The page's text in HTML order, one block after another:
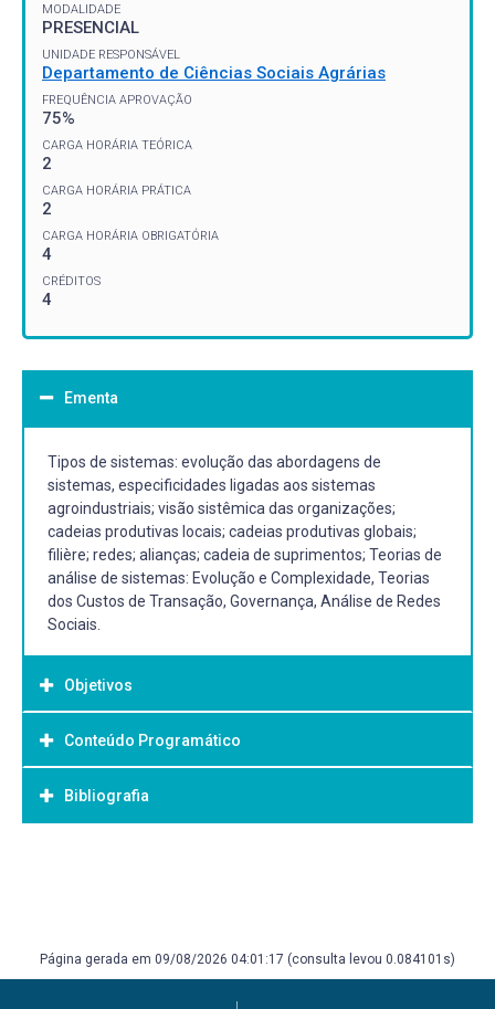
MODALIDADE
PRESENCIAL
UNIDADE RESPONSÁVEL
Departamento de Ciências Sociais Agrárias
FREQUÊNCIA APROVAÇÃO
75%
CARGA HORÁRIA TEÓRICA
2
CARGA HORÁRIA PRÁTICA
2
CARGA HORÁRIA OBRIGATÓRIA
4
CRÉDITOS
4
Ementa
Tipos de sistemas: evolução das abordagens de
sistemas, especificidades ligadas aos sistemas
agroindustriais; visão sistêmica das organizações;
cadeias produtivas locais; cadeias produtivas globais;
filière; redes; alianças; cadeia de suprimentos; Teorias de
análise de sistemas: Evolução e Complexidade, Teorias
dos Custos de Transação, Governança, Análise de Redes
Sociais.
Objetivos
Objetivo Geral:
2.1 Geral: Promover a discussão dos principais tipos e
teorias que apoiam a compreensão dos sistemas
- Discutir as principais abordagens teóricas associadas a
Conteúdo Programático
Bibliografia
Oxford. Porto Alegre: Bookmann, 2014. cap. Introdução,
Página gerada em 09/08/2026 04:01:17 (consulta levou 0.084101s)